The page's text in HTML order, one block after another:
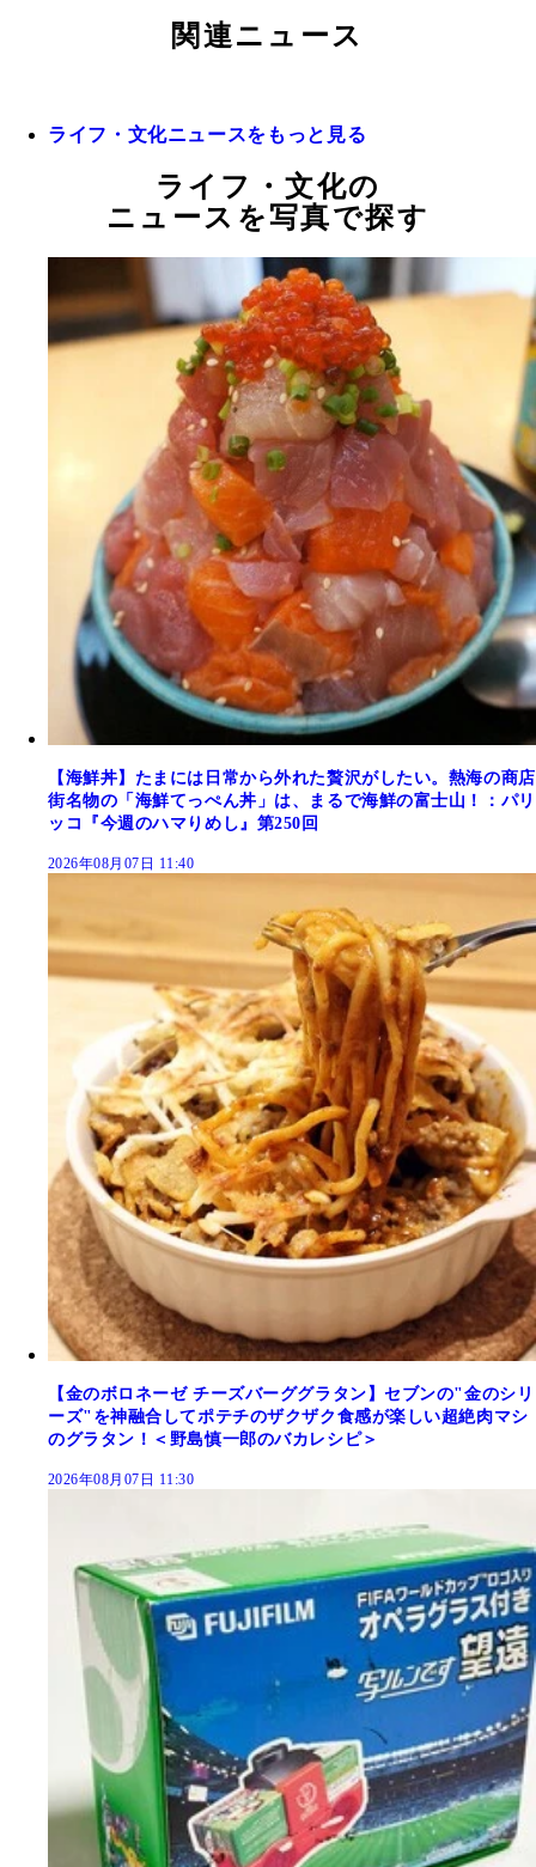
関連ニュース
ライフ・文化ニュースをもっと見る
ライフ・文化の
ニュースを写真で探す
【海鮮丼】たまには日常から外れた贅沢がしたい。熱海の商店
街名物の「海鮮てっぺん丼」は、まるで海鮮の富士山！：パリ
ッコ『今週のハマりめし』第250回
2026年08月07日 11:40
【金のボロネーゼ チーズバーググラタン】セブンの"金のシリ
ーズ"を神融合してポテチのザクザク食感が楽しい超絶肉マシ
のグラタン！＜野島慎一郎のバカレシピ＞
2026年08月07日 11:30